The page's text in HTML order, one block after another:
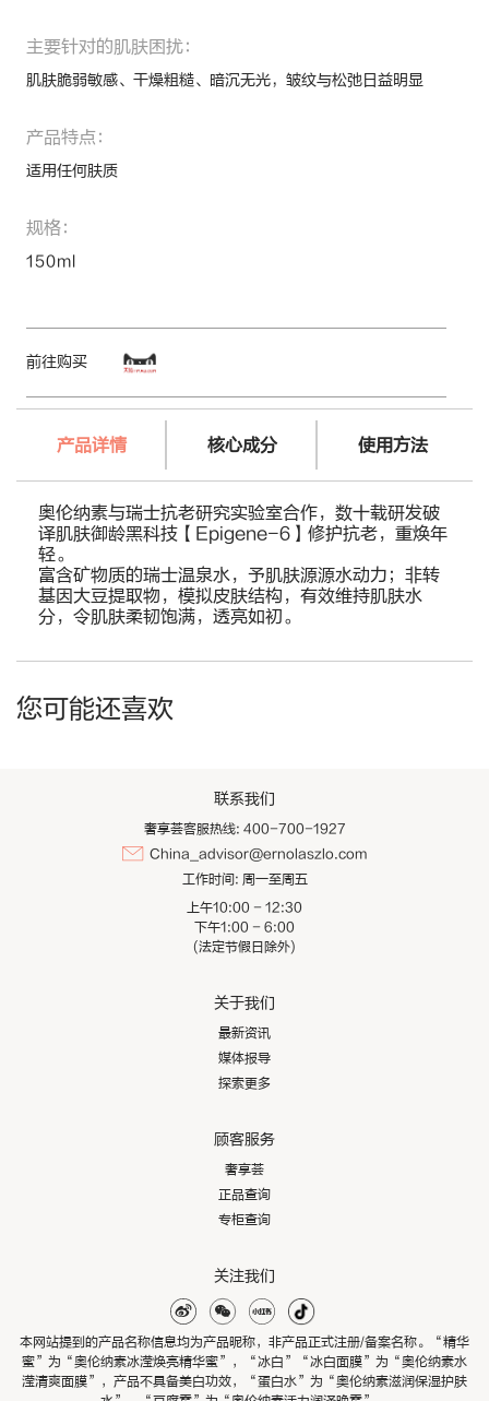
主要针对的肌肤困扰：
肌肤脆弱敏感、干燥粗糙、暗沉无光，皱纹与松弛日益明显
产品特点：
适用任何肤质
规格：
150ml
前往购买
产品详情 核心成分 使用方法
奥伦纳素与瑞士抗老研究实验室合作，数十载研发破
译肌肤御龄黑科技【Epigene-6】修护抗老，重焕年
轻。
富含矿物质的瑞士温泉水，予肌肤源源水动力；非转
基因大豆提取物，模拟皮肤结构，有效维持肌肤水
分，令肌肤柔韧饱满，透亮如初。
您可能还喜欢
关于我们
最新资讯
媒体报导
探索更多
顾客服务
奢享荟
正品查询
专柜查询
联系我们
奢享荟客服热线: 400-700-1927
China_advisor@ernolaszlo.com
工作时间: 周一至周五
上午10:00 - 12:30
下午1:00 - 6:00
(法定节假日除外)
关注我们
本网站提到的产品名称信息均为产品昵称，非产品正式注册/备案名称。“精华
蜜”为“奥伦纳素冰滢焕亮精华蜜”，“冰白”“冰白面膜”为“奥伦纳素水
滢清爽面膜”，产品不具备美白功效，“蛋白水”为“奥伦纳素滋润保湿护肤